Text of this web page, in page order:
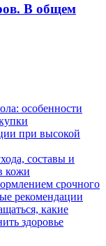
В общем
особенности
при высокой
составы и
кожи
срочного
рекомендации
какие
здоровье